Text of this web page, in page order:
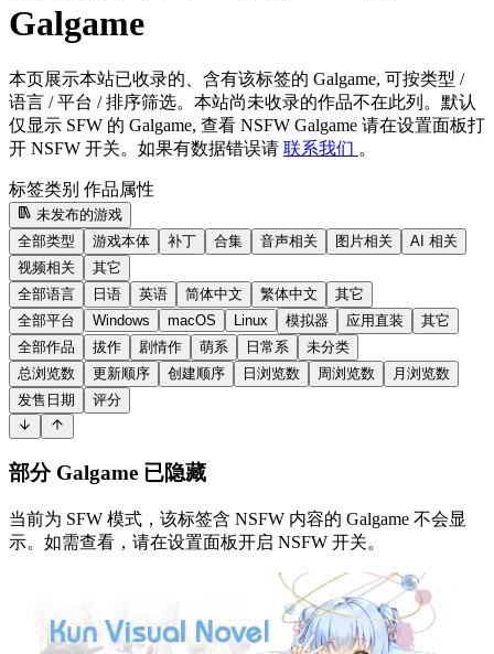
Galgame
本页展示本站已收录的、含有该标签的 Galgame, 可按类型 /
语言 / 平台 / 排序筛选。本站尚未收录的作品不在此列。默认
仅显示 SFW 的 Galgame, 查看 NSFW Galgame 请在设置面板打
开 NSFW 开关。如果有数据错误请 联系我们 。
标签类别 作品属性
未发布的游戏
全部类型
游戏本体 补丁 合集 音声相关 图片相关
AI 相关
视频相关
其它
全部语言
日语 英语 简体中文 繁体中文
其它
全部平台
Windows macOS Linux 模拟器 应用直装
其它
全部作品
拔作 剧情作 萌系 日常系
未分类
总浏览数
更新顺序 创建顺序 日浏览数 周浏览数
月浏览数
发售日期
评分
部分 Galgame 已隐藏
当前为 SFW 模式，该标签含 NSFW 内容的 Galgame 不会显
示。如需查看，请在设置面板开启 NSFW 开关。